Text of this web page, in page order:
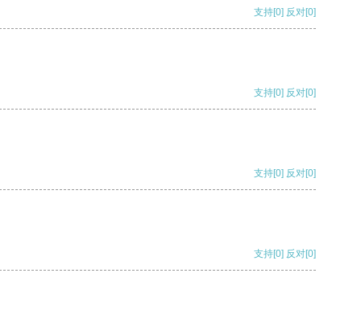
支持[0] 反对[0]
支持[0] 反对[0]
支持[0] 反对[0]
支持[0] 反对[0]